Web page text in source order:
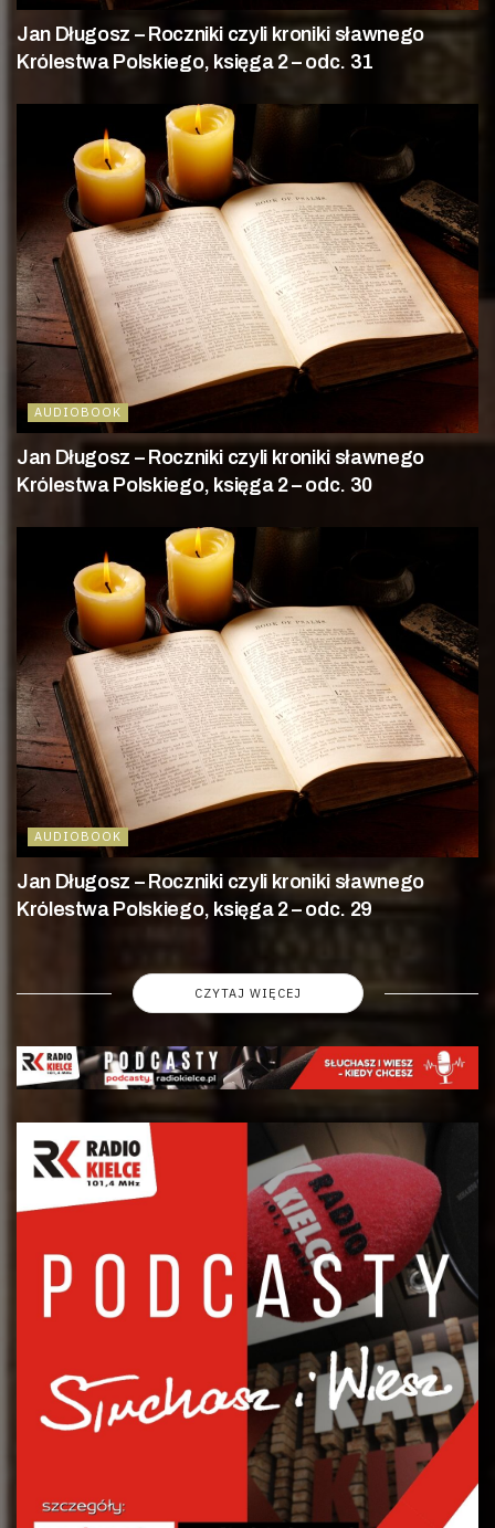
Jan Długosz – Roczniki czyli kroniki sławnego
Królestwa Polskiego, księga 2 – odc. 31
AUDIOBOOK
Jan Długosz – Roczniki czyli kroniki sławnego
Królestwa Polskiego, księga 2 – odc. 30
AUDIOBOOK
Jan Długosz – Roczniki czyli kroniki sławnego
Królestwa Polskiego, księga 2 – odc. 29
CZYTAJ WIĘCEJ